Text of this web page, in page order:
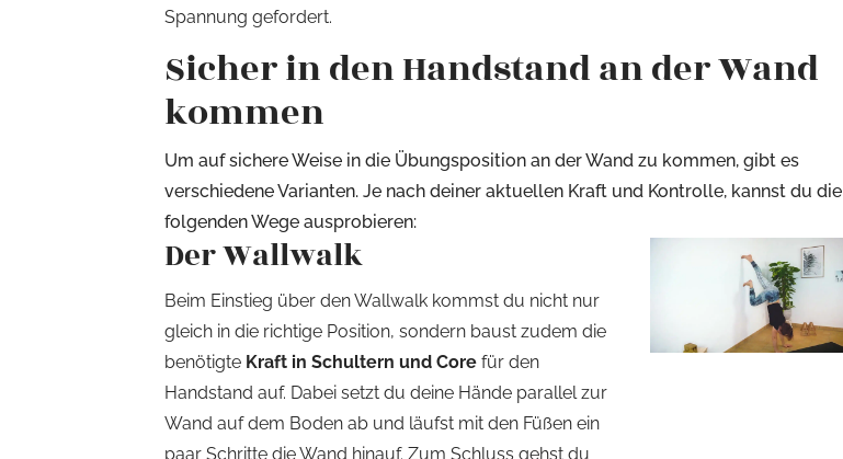
Spannung gefordert.
Sicher in den Handstand an der Wand
kommen
Um auf sichere Weise in die Übungsposition an der Wand zu kommen, gibt es
verschiedene Varianten. Je nach deiner aktuellen Kraft und Kontrolle, kannst du die
folgenden Wege ausprobieren:
Der Wallwalk
Beim Einstieg über den Wallwalk kommst du nicht nur
gleich in die richtige Position, sondern baust zudem die
benötigte Kraft in Schultern und Core für den
Handstand auf. Dabei setzt du deine Hände parallel zur
Wand auf dem Boden ab und läufst mit den Füßen ein
paar Schritte die Wand hinauf. Zum Schluss gehst du